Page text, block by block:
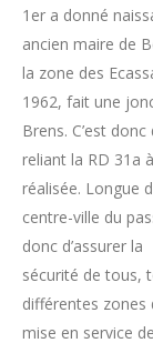
1er a donné
ancien maire de
la zone des
1962, fait une
Brens. C’est
reliant la RD 31a
réalisée. Longue
centre-ville du
donc d’assurer la
sécurité de tous,
différentes zones
mise en service